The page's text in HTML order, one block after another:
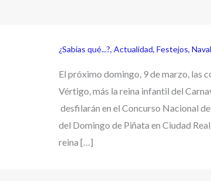
¿Sabías qué...?, Actualidad, Festejos,
El próximo domingo, 9 de marzo, las
Vértigo, más la reina infantil del
desfilarán en el Concurso Nacional
del Domingo de Piñata en Ciudad
reina […]